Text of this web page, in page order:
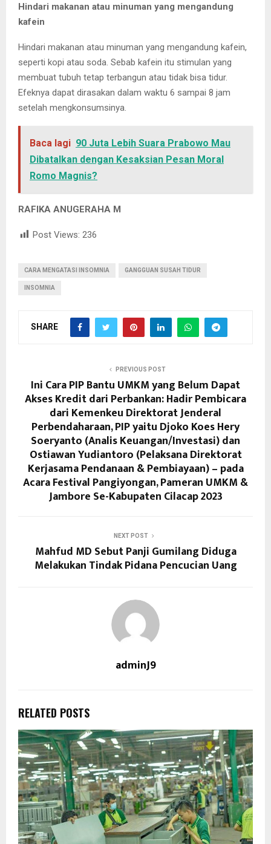
Hindari makanan atau minuman yang mengandung
kafein
Hindari makanan atau minuman yang mengandung kafein,
seperti kopi atau soda. Sebab kafein itu stimulan yang
membuat tubuh tetap terbangun atau tidak bisa tidur.
Efeknya dapat dirasakan dalam waktu 6 sampai 8 jam
setelah mengkonsumsinya.
Baca lagi 90 Juta Lebih Suara Prabowo Mau
Dibatalkan dengan Kesaksian Pesan Moral
Romo Magnis?
RAFIKA ANUGERAHA M
Post Views: 236
CARA MENGATASI INSOMNIA GANGGUAN SUSAH TIDUR
INSOMNIA
SHARE
PREVIOUS POST
Ini Cara PIP Bantu UMKM yang Belum Dapat
Akses Kredit dari Perbankan: Hadir Pembicara
dari Kemenkeu Direktorat Jenderal
Perbendaharaan, PIP yaitu Djoko Koes Hery
Soeryanto (Analis Keuangan/Investasi) dan
Ostiawan Yudiantoro (Pelaksana Direktorat
Kerjasama Pendanaan & Pembiayaan) – pada
Acara Festival Pangiyongan, Pameran UMKM &
Jambore Se-Kabupaten Cilacap 2023
NEXT POST
Mahfud MD Sebut Panji Gumilang Diduga
Melakukan Tindak Pidana Pencucian Uang
adminJ9
RELATED POSTS